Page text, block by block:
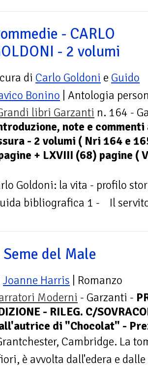
- CARLO
- 2 volumi
di Carlo Goldoni e Guido
Bonino | Antologia
libri Garzanti n. 164 -
note e commenti
- 2 volumi ( Nri 164 e
+ LXVIII (68) pagine (
Goldoni: la vita - profilo
bibliografica 1 - Il
del Male
Joanne Harris | Romanzo
Moderni - Garzanti -
- RILEG. C/
di "Chocolat" -
Cambridge. La
è avvolta dall'edera e